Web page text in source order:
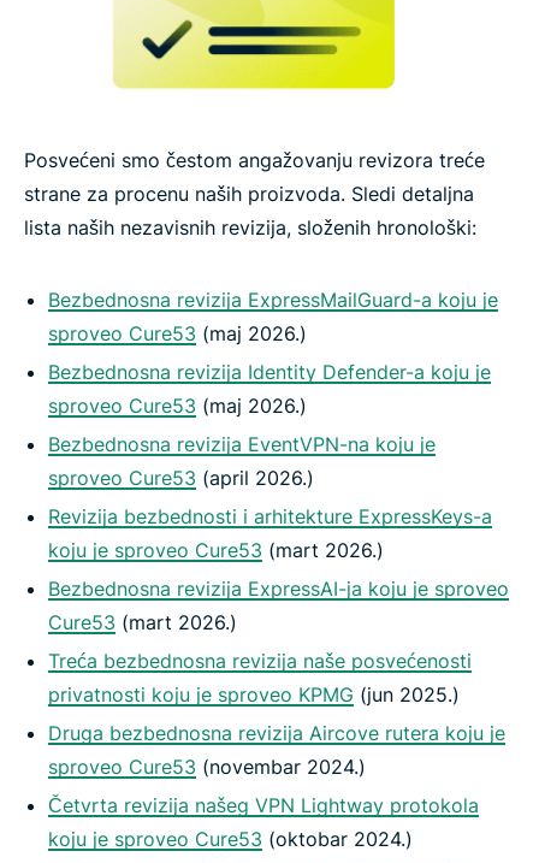
Posvećeni smo čestom angažovanju revizora treće
strane za procenu naših proizvoda. Sledi detaljna
lista naših nezavisnih revizija, složenih hronološki:
Bezbednosna revizija ExpressMailGuard-a koju je
sproveo Cure53 (maj 2026.)
Bezbednosna revizija Identity Defender-a koju je
sproveo Cure53 (maj 2026.)
Bezbednosna revizija EventVPN-na koju je
sproveo Cure53 (april 2026.)
Revizija bezbednosti i arhitekture ExpressKeys-a
koju je sproveo Cure53 (mart 2026.)
Bezbednosna revizija ExpressAI-ja koju je sproveo
Cure53 (mart 2026.)
Treća bezbednosna revizija naše posvećenosti
privatnosti koju je sproveo KPMG (jun 2025.)
Druga bezbednosna revizija Aircove rutera koju je
sproveo Cure53 (novembar 2024.)
Četvrta revizija našeg VPN Lightway protokola
koju je sproveo Cure53 (oktobar 2024.)